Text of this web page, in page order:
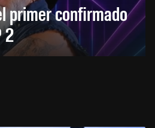
primer confirmado
2